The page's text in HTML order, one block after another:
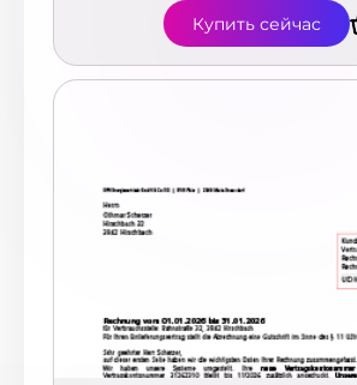
Купить сейчас